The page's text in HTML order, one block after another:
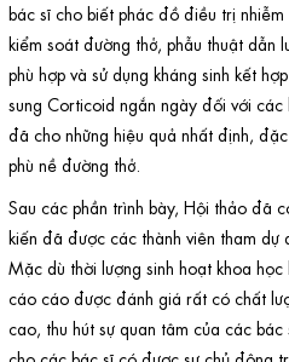
bác sĩ cho biết phác đồ điều trị
kiểm soát đường thở, phẫu thuật dẫn
phù hợp và sử dụng kháng sinh kết
sung Corticoid ngắn ngày đối với
đã cho những hiệu quả nhất định,
phù nề đường thở.
Sau các phần trình bày, Hội thảo đã
kiến đã được các thành viên tham dự
Mặc dù thời lượng sinh hoạt khoa
cáo cáo được đánh giá rất có chất
cao, thu hút sự quan tâm của các
cho các bác sĩ có được sự chủ động